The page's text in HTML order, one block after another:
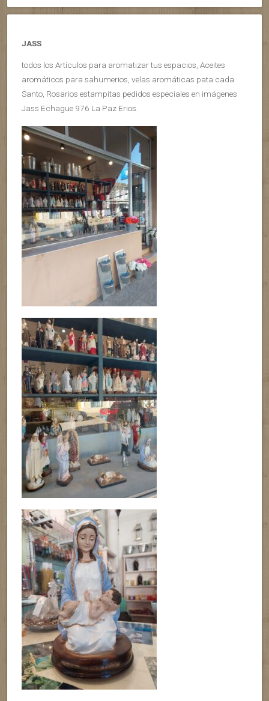
JASS
todos los Artículos para aromatizar tus espacios, Aceites
aromáticos para sahumerios, velas aromáticas pata cada
Santo, Rosarios estampitas pedidos especiales en imágenes
Jass Echague 976 La Paz Erios.